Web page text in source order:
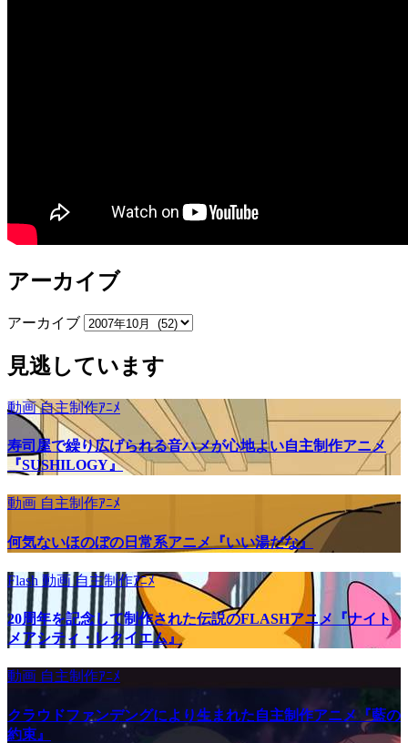
アーカイブ
アーカイブ
見逃しています
動画自主制作ｱﾆﾒ
寿司屋で繰り広げられる音ハメが心地よい自主制作アニメ
『SUSHILOGY』
動画 自主制作ｱﾆﾒ
何気ないほのぼの日常系アニメ『いい湯だな』
Flash 動画自主制作ｱﾆﾒ
20周年を記念して制作された伝説のFLASHアニメ『ナイト
メアシティ・レクイエム』
動画 自主制作ｱﾆﾒ
クラウドファンデングにより生まれた自主制作アニメ『藍の
約束』